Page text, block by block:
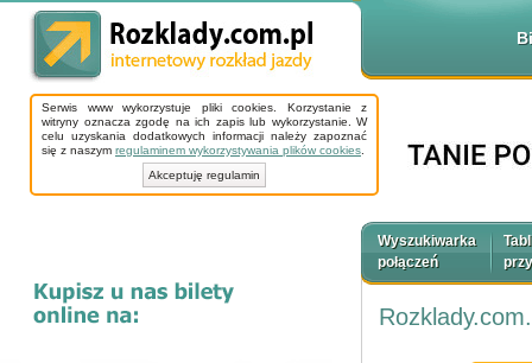
Serwis www wykorzystuje pliki cookies. Korzystanie z
witryny oznacza zgodę na ich zapis lub wykorzystanie. W
celu uzyskania dodatkowych informacji należy zapoznać
się z naszym regulaminem wykorzystywania plików cookies
Akceptuję regulamin
Wyszukiwarka
połączeń